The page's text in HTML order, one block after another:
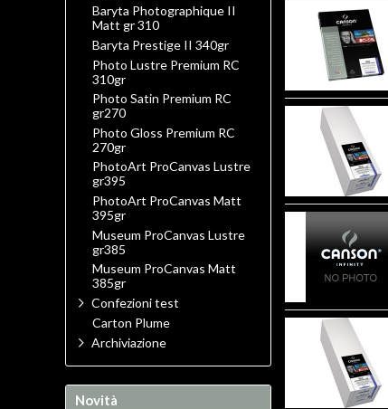
Baryta Photographique II
Matt gr 310
Baryta Prestige II 340gr
Photo Lustre Premium RC
310gr
Photo Satin Premium RC
gr270
Photo Gloss Premium RC
270gr
PhotoArt ProCanvas Lustre
gr395
PhotoArt ProCanvas Matt
395gr
Museum ProCanvas Lustre
gr385
Museum ProCanvas Matt
385gr
Confezioni test
Carton Plume
Archiviazione
Novità